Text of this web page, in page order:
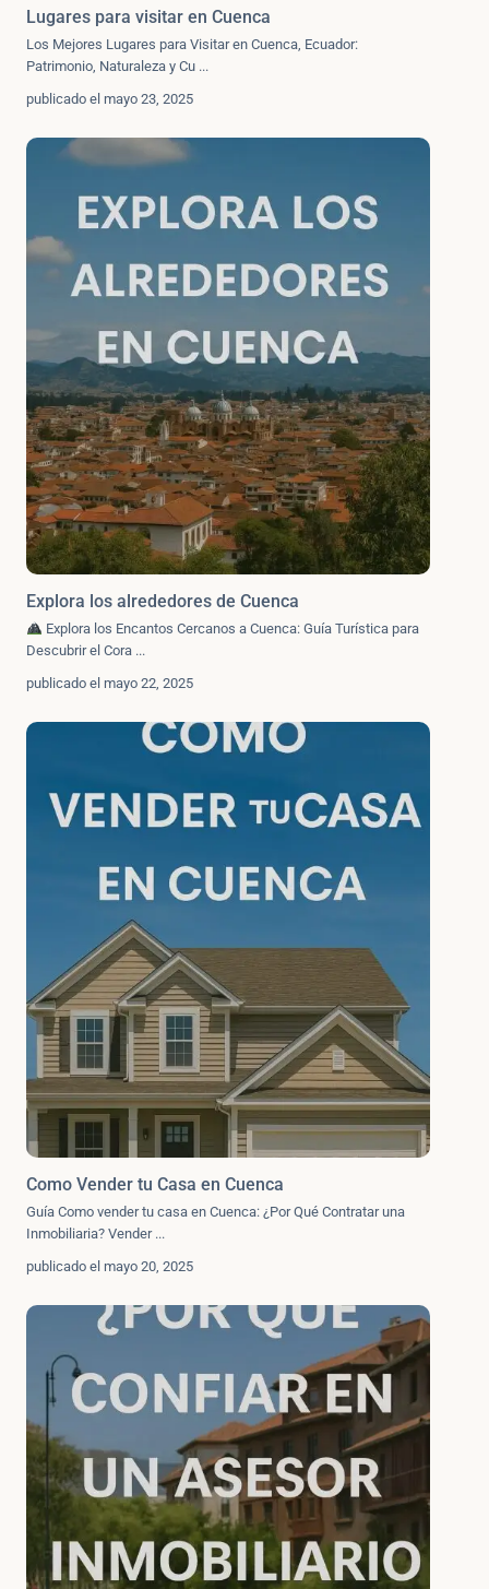
Lugares para visitar en Cuenca
Los Mejores Lugares para Visitar en Cuenca, Ecuador:
Patrimonio, Naturaleza y Cu ...
publicado el mayo 23, 2025
Explora los alrededores de Cuenca
Explora los Encantos Cercanos a Cuenca: Guía Turística para
Descubrir el Cora ...
publicado el mayo 22, 2025
Como Vender tu Casa en Cuenca
Guía Como vender tu casa en Cuenca: ¿Por Qué Contratar una
Inmobiliaria? Vender ...
publicado el mayo 20, 2025